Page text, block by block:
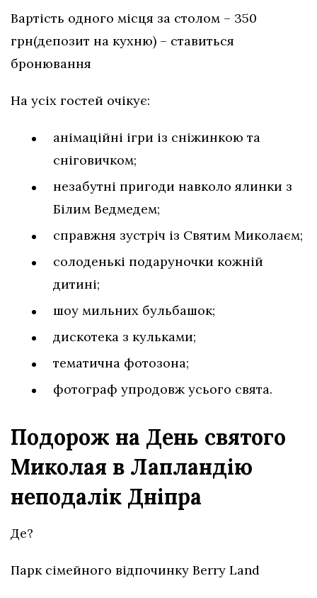
Вартість одного місця за столом – 350
грн(депозит на кухню) – ставиться
бронювання
На усіх гостей очікує:
анімаційні ігри із сніжинкою та
сніговичком;
незабутні пригоди навколо ялинки з
Білим Ведмедем;
справжня зустріч із Святим Миколаєм;
солоденькі подаруночки кожній
дитині;
шоу мильних бульбашок;
дискотека з кульками;
тематична фотозона;
фотограф упродовж усього свята.
Подорож на День святого
Миколая в Лапландію
неподалік Дніпра
Де?
Парк сімейного відпочинку Berry Land